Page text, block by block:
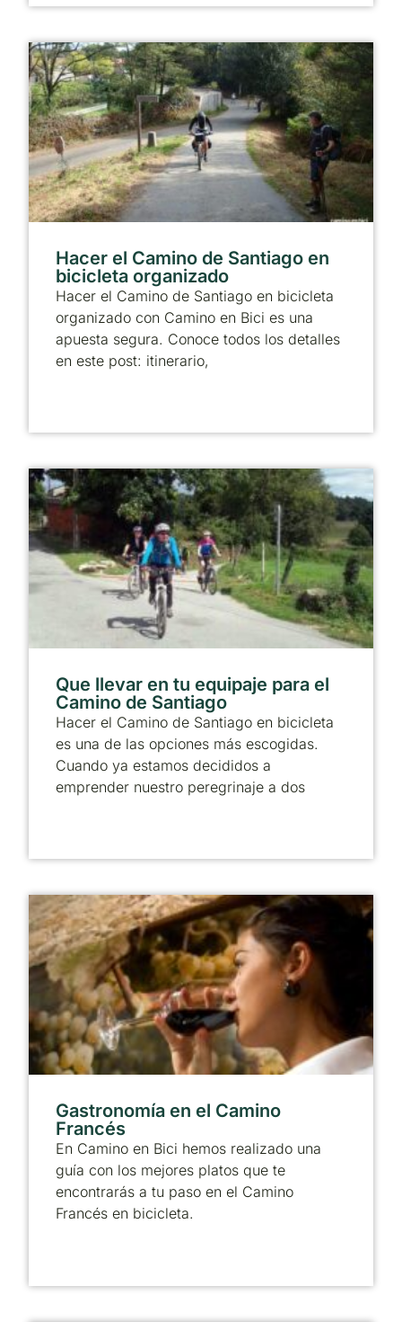
Hacer el Camino de Santiago en
bicicleta organizado
Hacer el Camino de Santiago en bicicleta
organizado con Camino en Bici es una
apuesta segura. Conoce todos los detalles
en este post: itinerario,
Que llevar en tu equipaje para el
Camino de Santiago
Hacer el Camino de Santiago en bicicleta
es una de las opciones más escogidas.
Cuando ya estamos decididos a
emprender nuestro peregrinaje a dos
Gastronomía en el Camino
Francés
En Camino en Bici hemos realizado una
guía con los mejores platos que te
encontrarás a tu paso en el Camino
Francés en bicicleta.